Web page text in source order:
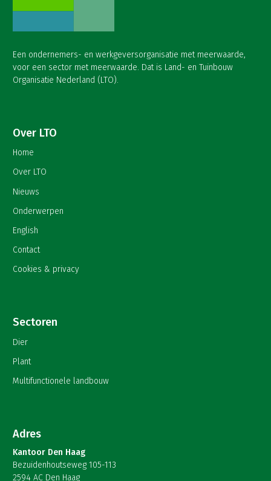
Een ondernemers- en werkgeversorganisatie met meerwaarde,
voor een sector met meerwaarde. Dat is Land- en Tuinbouw
Organisatie Nederland (LTO).
Over LTO
Home
Over LTO
Nieuws
Onderwerpen
English
Contact
Cookies & privacy
Sectoren
Dier
Plant
Multifunctionele landbouw
Adres
Kantoor Den Haag
Bezuidenhoutseweg 105-113
2594 AC Den Haag